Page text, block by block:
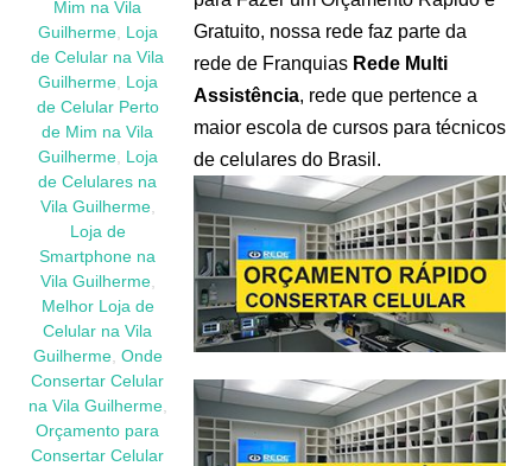
Mim na Vila
Guilherme, Loja
de Celular na Vila
Guilherme, Loja
de Celular Perto
de Mim na Vila
Guilherme, Loja
de Celulares na
Vila Guilherme,
Loja de
Smartphone na
Vila Guilherme,
Melhor Loja de
Celular na Vila
Guilherme, Onde
Consertar Celular
na Vila Guilherme,
Orçamento para
Consertar Celular
Gratuito, nossa rede faz parte da
rede de Franquias Rede Multi
Assistência, rede que pertence a
maior escola de cursos para técnicos
de celulares do Brasil.